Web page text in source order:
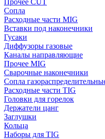
Прочее CUT
Сопла
Расходные части MIG
Вставки под наконечники
Гусаки
Диффузоры газовые
Каналы направляющие
Прочее MIG
Сварочные наконечники
Сопла
Расходные части TIG
Головки для горелок
Держатели цанг
Заглушки
Кольца
Наборы для TIG